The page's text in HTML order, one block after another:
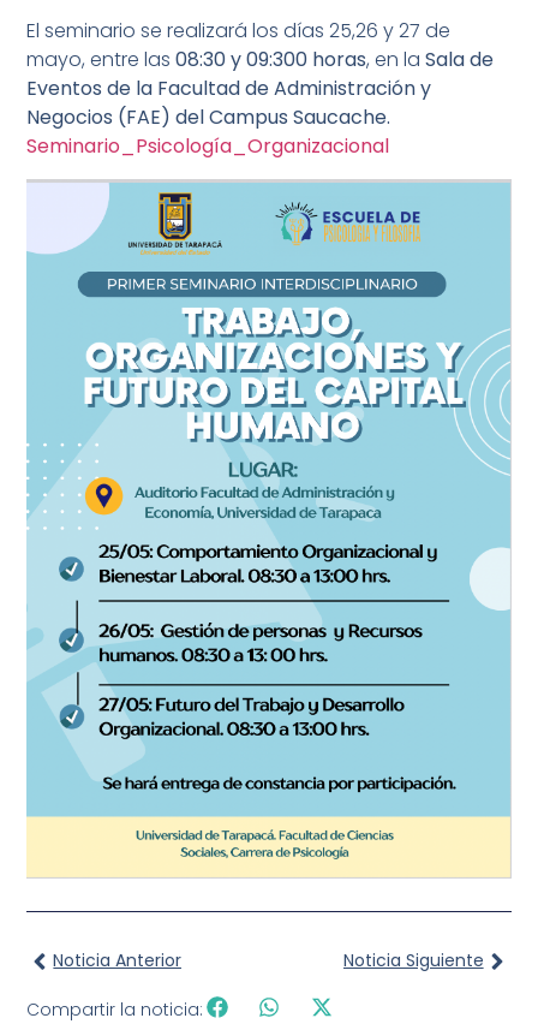
El seminario se realizará los días 25,26 y 27 de
mayo, entre las08:30 y 09:300 horas, en laSala de
Eventos de la Facultad de Administración y
Negocios (FAE) del Campus Saucache.
Seminario_Psicología_Organizacional
Noticia Anterior Noticia Siguiente
Compartir la noticia: